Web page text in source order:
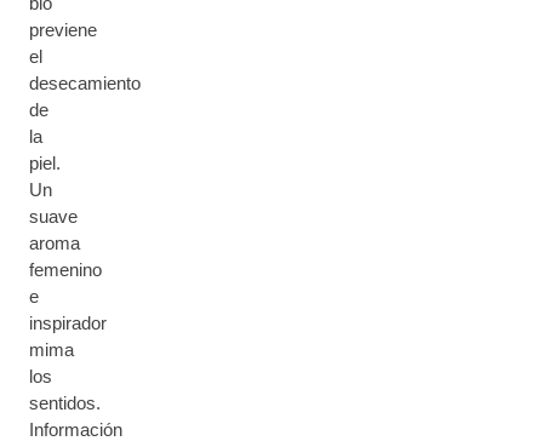
previene
el
desecamiento
de
la
piel.
Un
suave
aroma
femenino
e
inspirador
mima
los
sentidos.
Información